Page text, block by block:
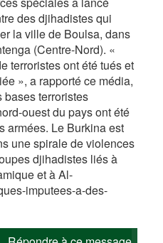
des djihadistes qui
la ville de Boulsa, dans
(Centre-Nord). «
terroristes ont été tués et
», a rapporté ce média,
bases terroristes
ouest du pays ont été
armées. Le Burkina est
une spirale de violences
djihadistes liés à
et à Al-
imputees-a-des-